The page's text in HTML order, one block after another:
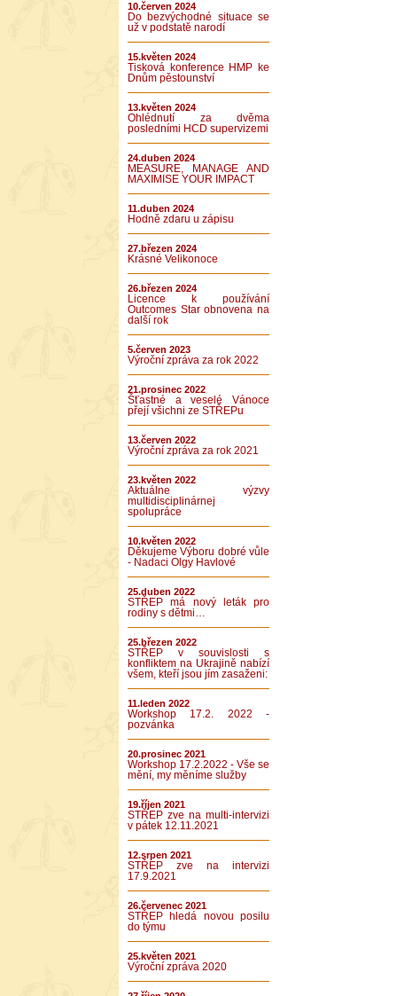
10.červen 2024
Do bezvýchodné situace se
už v podstatě narodí
15.květen 2024
Tisková konference HMP ke
Dnům pěstounství
13.květen 2024
Ohlédnutí za dvěma
posledními HCD supervizemi
24.duben 2024
MEASURE, MANAGE AND
MAXIMISE YOUR IMPACT
11.duben 2024
Hodně zdaru u zápisu
27.březen 2024
Krásné Velikonoce
26.březen 2024
Licence k používání
Outcomes Star obnovena na
další rok
5.červen 2023
Výroční zpráva za rok 2022
21.prosinec 2022
Šťastné a veselé Vánoce
přejí všichni ze STŘEPu
13.červen 2022
Výroční zpráva za rok 2021
23.květen 2022
Aktuálne výzvy
multidisciplinárnej
spolupráce
10.květen 2022
Děkujeme Výboru dobré vůle
- Nadaci Olgy Havlové
25.duben 2022
STŘEP má nový leták pro
rodiny s dětmi…
25.březen 2022
STŘEP v souvislosti s
konfliktem na Ukrajině nabízí
všem, kteří jsou jím zasaženi:
11.leden 2022
Workshop 17.2. 2022 -
pozvánka
20.prosinec 2021
Workshop 17.2.2022 - Vše se
mění, my měníme služby
19.říjen 2021
STŘEP zve na multi-intervizi
v pátek 12.11.2021
12.srpen 2021
STŘEP zve na intervizi
17.9.2021
26.červenec 2021
STŘEP hledá novou posilu
do týmu
25.květen 2021
Výroční zpráva 2020